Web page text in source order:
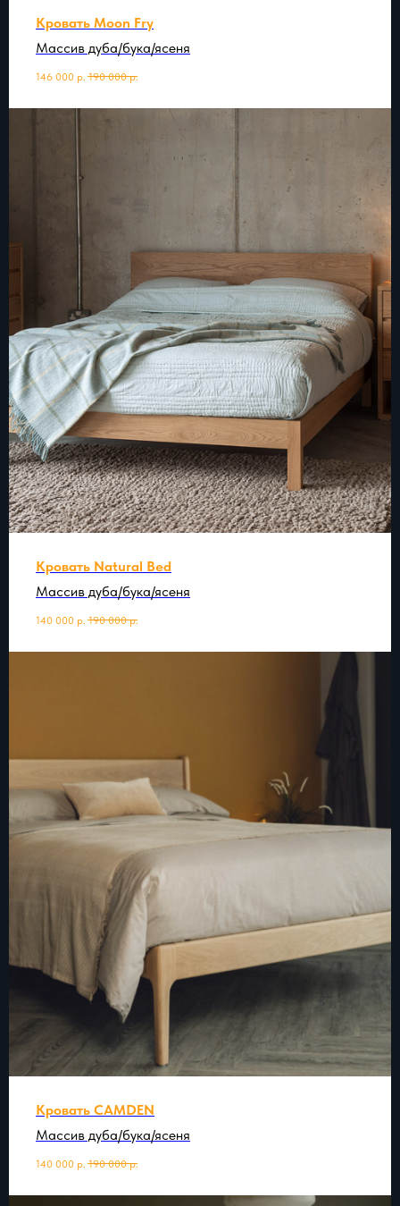
Кровать Moon Fry
Массив дуба/бука/ясеня
146 000 р. 190 000 р.
Кровать Natural Bed
Массив дуба/бука/ясеня
140 000 р. 190 000 р.
Кровать CAMDEN
Массив дуба/бука/ясеня
140 000 р. 190 000 р.